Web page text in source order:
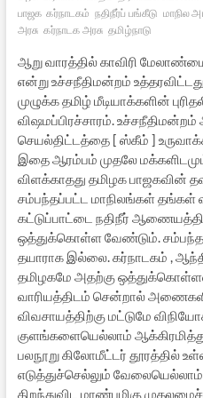
பாஜக கர்நாடகம் நதிநீர்ப் பங்கீடு மாநில
அரசு கர்நாடக அரசு தமிழ்நாடு
ஆறு வாரத்தில் காவிரி
என்று உச்சநீதிமன்றம்
முழுக்க தமிழ் மீடியாக்களின்
விஷமப்பிரச்சாரம். உச்சநீதிமன்றம்
செயல்திட்டத்தை [ ஸ்கீம் ]
இதை ஆரம்பம் முதலே
விளக்காதது தமிழக பாஜகவின்
சம்பந்தப்பட்ட மாநிலங்கள்
கட்டுப்பாட்டை நதிநீர்
ஒத்துக்கொள்ள வேண்டும்.
தயாராக இல்லை. கர்நாடகம் ,
தமிழகமே அதற்கு
வாரியத்திடம் சென்றால்
விவசாயத்திற்கு மட்டுமே
குளங்களையெல்லாம்
பலநூறு கிலோமீட்டர் தூரத்தில்
எடுத்துச்செல்லும்
திறந்துவிட மாண்புமிகு